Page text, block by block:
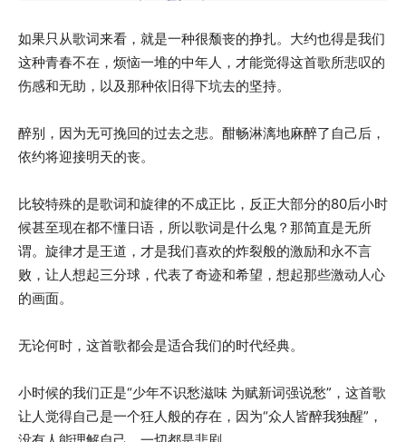
如果只从歌词来看，就是一种很颓丧的挣扎。大约也得是我们
这种青春不在，烦恼一堆的中年人，才能觉得这首歌所悲叹的
伤感和无助，以及那种依旧得下坑去的坚持。
醉别，因为无可挽回的过去之悲。酣畅淋漓地麻醉了自己后，
依约将迎接明天的丧。
比较特殊的是歌词和旋律的不成正比，反正大部分的80后小时
候甚至现在都不懂日语，所以歌词是什么鬼？那简直是无所
谓。旋律才是王道，才是我们喜欢的炸裂般的激励和永不言
败，让人想起三分球，代表了奇迹和希望，想起那些激动人心
的画面。
无论何时，这首歌都会是适合我们的时代经典。
小时候的我们正是“少年不识愁滋味 为赋新词强说愁”，这首歌
让人觉得自己是一个狂人般的存在，因为“众人皆醉我独醒”，